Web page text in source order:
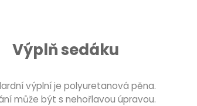
Výplň sedáku
výplní je polyuretanová pěna.
může být s nehořlavou úpravou.